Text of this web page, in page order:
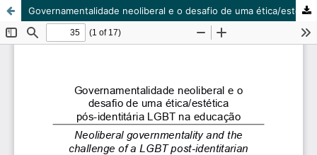
Governamentalidade neoliberal e o desafio de uma ética/estética pós-identitária LGBT na educação